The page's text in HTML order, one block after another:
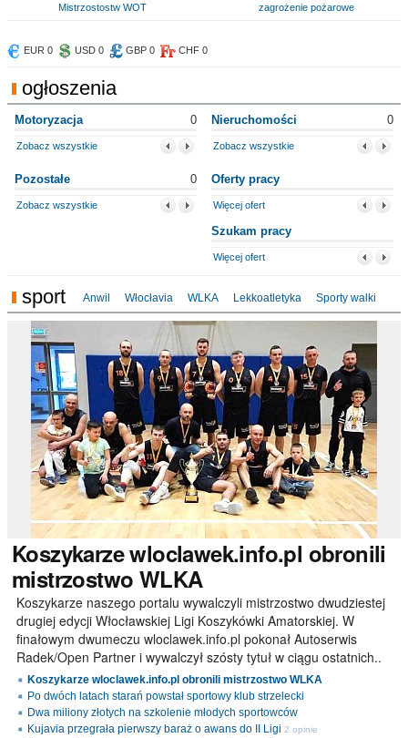
Mistrzostostw WOT
zagrożenie pożarowe
EUR 0 USD 0 GBP 0 CHF 0
ogłoszenia
Motoryzacja 0
Zobacz wszystkie
Nieruchomości 0
Zobacz wszystkie
Pozostałe 0
Zobacz wszystkie
Oferty pracy
Więcej ofert
Szukam pracy
Więcej ofert
sport Anwil Włocłavia WLKA Lekkoatletyka Sporty walki
Koszykarzewloclawek.info.pl obronili
mistrzostwo WLKA
Koszykarze naszego portalu wywalczyli mistrzostwo dwudziestej
drugiej edycji Włocławskiej Ligi Koszykówki Amatorskiej. W
finałowym dwumeczu wloclawek.info.pl pokonał Autoserwis
Radek/Open Partner i wywalczył szósty tytuł w ciągu ostatnich..
Koszykarze wloclawek.info.pl obronili mistrzostwo WLKA
Po dwóch latach starań powstał sportowy klub strzelecki
Dwa miliony złotych na szkolenie młodych sportowców
Kujavia przegrała pierwszy baraż o awans do II Ligi 2 opinie